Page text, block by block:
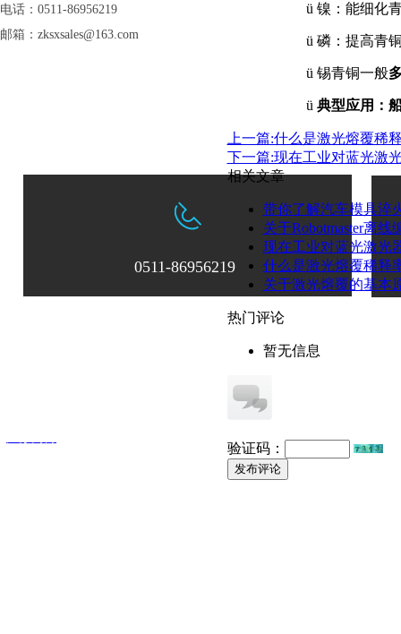
ü 镍：能细化
ü 磷：提高青
ü 锡青铜一般
ü 典型应用：
上一篇:什么是激光熔覆稀
下一篇:现在工业对蓝光激
相关文章
带你了解汽车模具淬
关于Robotmaster离
现在工业对蓝光激光
什么是激光熔覆稀释
关于激光熔覆的基本
热门评论
暂无信息
验证码：
发布评论
电话：0511-86956219
邮箱： zksxsales@163.com
zksxsales@163.com
0511-86956219